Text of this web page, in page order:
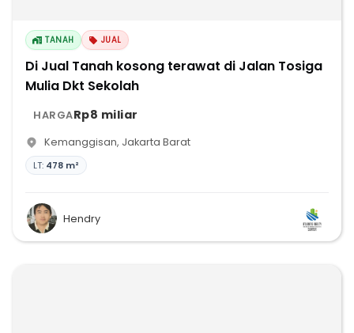
TANAH JUAL
Di Jual Tanah kosong terawat di Jalan Tosiga
Mulia Dkt Sekolah
HARGARp8 miliar
Kemanggisan, Jakarta Barat
LT: 478 m²
Hendry